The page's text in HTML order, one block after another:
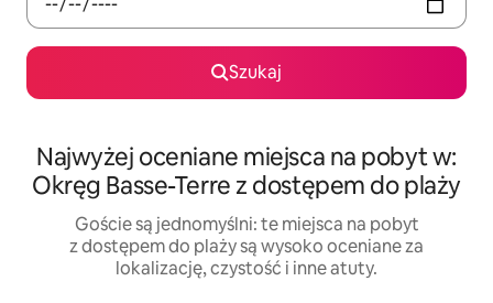
Szukaj
Najwyżej oceniane miejsca na pobyt w:
Okręg Basse-Terre z dostępem do plaży
Goście są jednomyślni: te miejsca na pobyt
z dostępem do plaży są wysoko oceniane za
lokalizację, czystość i inne atuty.